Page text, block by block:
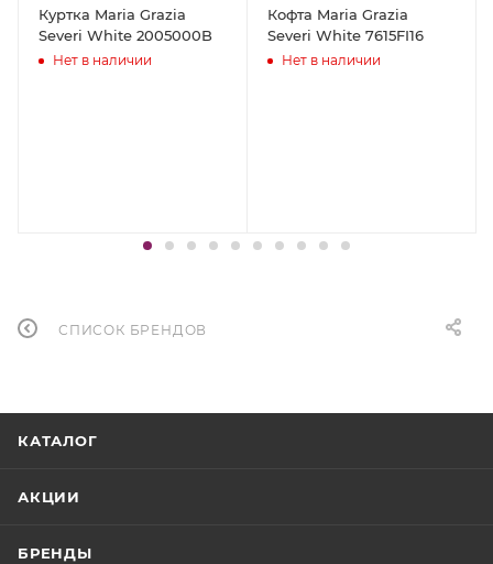
Куртка Maria Grazia
Severi White 2005000B
Нет в наличии
Кофта Maria Grazia
Severi White 7615FI16
Нет в наличии
СПИСОК БРЕНДОВ
КАТАЛОГ
АКЦИИ
БРЕНДЫ